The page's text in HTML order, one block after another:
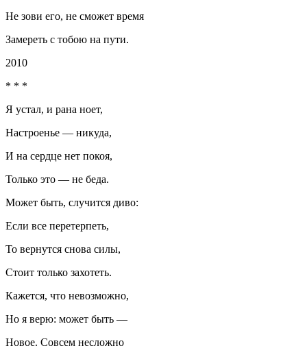
Не зови его, не сможет время
Замереть с тобою на пути.
2010
* * *
Я устал, и рана ноет,
Настроенье — никуда,
И на сердце нет покоя,
Только это — не беда.
Может быть, случится диво:
Если все перетерпеть,
То вернутся снова силы,
Стоит только захотеть.
Кажется, что невозможно,
Но я верю: может быть —
Новое. Совсем несложно